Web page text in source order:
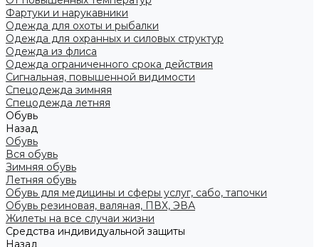
Фартуки и нарукавники
Одежда для охоты и рыбалки
Одежда для охранных и силовых структур
Одежда из флиса
Одежда ограниченного срока действия
Сигнальная, повышенной видимости
Спецодежда зимняя
Спецодежда летняя
Обувь
Назад
Обувь
Вся обувь
Зимняя обувь
Летняя обувь
Обувь для медицины и сферы услуг, сабо, тапочки
Обувь резиновая, валяная, ПВХ, ЭВА
Жилеты на все случаи жизни
Средства индивидуальной защиты
Назад